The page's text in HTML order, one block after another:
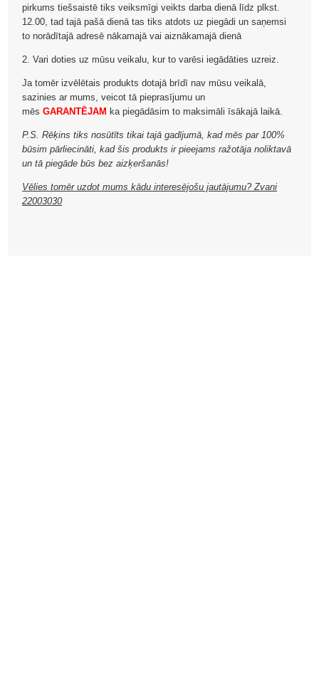
pirkums tiešsaistē tiks veiksmīgi veikts darba dienā līdz plkst.
12.00, tad tajā pašā dienā tas tiks atdots uz piegādi un saņemsi
to norādītajā adresē nākamajā vai aiznākamajā dienā
2. Vari doties uz mūsu veikalu, kur to varēsi iegādāties uzreiz.
Ja tomēr izvēlētais produkts dotajā brīdī nav mūsu veikalā,
sazinies ar mums, veicot tā pieprasījumu un
mēsGARANTĒJAM ka piegādāsim to maksimāli īsākajā laikā.
P.S. Rēķins tiks nosūtīts tikai tajā gadījumā, kad mēs par 100%
būsim pārliecināti, kad šis produkts ir pieejams ražotāja noliktavā
un tā piegāde būs bez aizķeršanās!
Vēlies tomēr uzdot mums kādu interesējošu jautājumu? Zvani
22003030